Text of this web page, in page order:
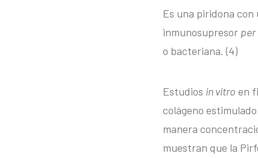
Es una piridona
inmunosupresor per
o bacteriana. (4)
Estudios in vitro en
colágeno
manera
muestran que la